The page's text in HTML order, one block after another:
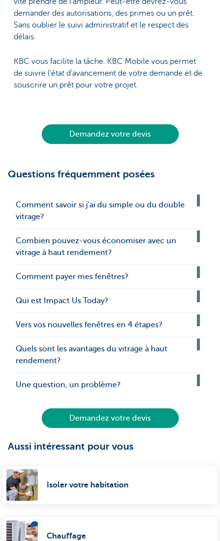
demander des autorisations, des primes ou un prêt.
Sans oublier le suivi administratif et le respect des
délais.
KBC vous facilite la tâche. KBC Mobile vous permet
de suivre l'état d'avancement de votre demande et de
souscrire un prêt pour votre projet.
Demandez votre devis
Questions fréquemment posées
Comment savoir si j'ai du simple ou du double
vitrage?
Combien pouvez-vous économiser avec un
vitrage à haut rendement?
Comment payer mes fenêtres?
Qui est Impact Us Today?
Vers vos nouvelles fenêtres en 4 étapes?
Quels sont les avantages du vitrage à haut
rendement?
Une question, un problème?
Demandez votre devis
Aussi intéressant pour vous
Isoler votre habitation
Chauffage